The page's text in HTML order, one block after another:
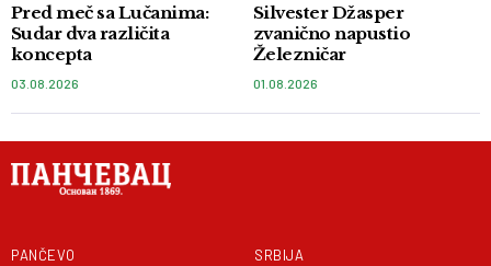
Pred meč sa Lučanima:
Sudar dva različita
koncepta
03.08.2026
Silvester Džasper
zvanično napustio
Železničar
01.08.2026
PANČEVO SRBIJA